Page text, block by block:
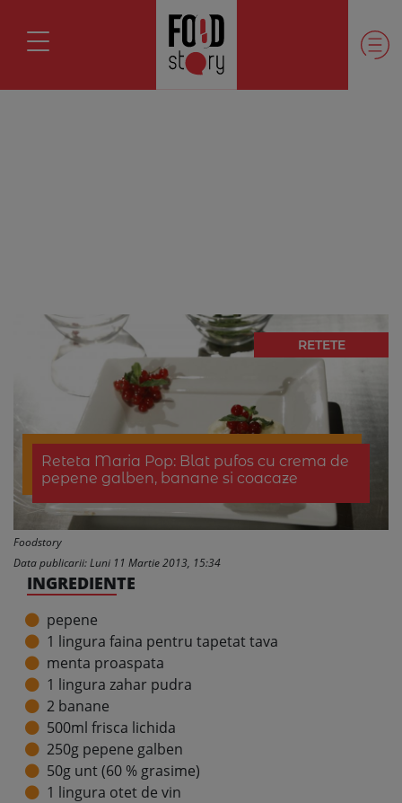
RETETE
Reteta Maria Pop: Blat pufos cu crema de
pepene galben, banane si coacaze
Foodstory
Data publicarii: Luni 11 Martie 2013, 15:34
INGREDIENTE
pepene
1 lingura faina pentru tapetat tava
menta proaspata
1 lingura zahar pudra
2 banane
500ml frisca lichida
250g pepene galben
50g unt (60 % grasime)
1 lingura otet de vin